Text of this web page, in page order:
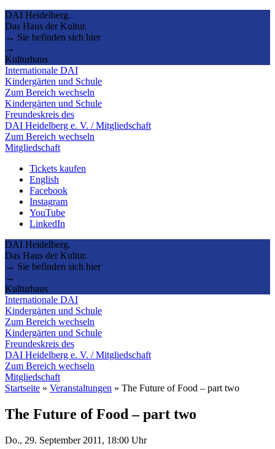
DAI Heidelberg.
Das Haus der Kultur.
→ Sie befinden sich hier
→
Kulturhaus
Internationale DAI
Kindergärten und Schule
Zum Bereich wechseln
Kindergärten und Schule
Freundeskreis des
DAI Heidelberg e. V. / Mitgliedschaft
Zum Bereich wechseln
Mitgliedschaft
Tickets kaufen
English
Facebook
Instagram
YouTube
LinkedIn
DAI Heidelberg.
Das Haus der Kultur.
→ Sie befinden sich hier
→
Kulturhaus
Internationale DAI
Kindergärten und Schule
Zum Bereich wechseln
Kindergärten und Schule
Freundeskreis des
DAI Heidelberg e. V. / Mitgliedschaft
Zum Bereich wechseln
Mitgliedschaft
Startseite » Veranstaltungen » The Future of Food – part two
The Future of Food – part two
Do., 29. September 2011, 18:00 Uhr